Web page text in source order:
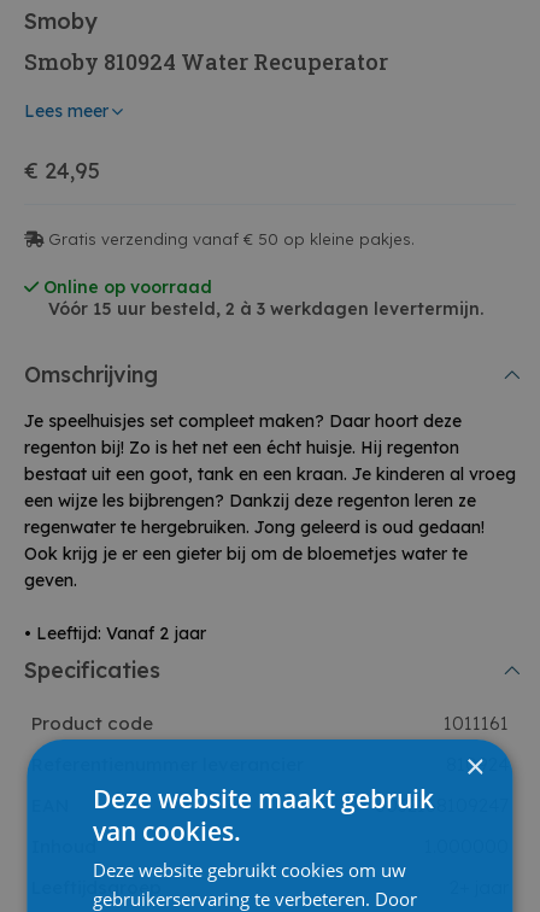
Smoby
Smoby 810924 Water Recuperator
Lees meer
€ 24,95
Gratis verzending vanaf € 50 op kleine pakjes.
Online op voorraad
Vóór 15 uur besteld, 2 à 3 werkdagen levertermijn.
Omschrijving
Je speelhuisjes set compleet maken? Daar hoort deze
regenton bij! Zo is het net een écht huisje. Hij regenton
bestaat uit een goot, tank en een kraan. Je kinderen al vroeg
een wijze les bijbrengen? Dankzij deze regenton leren ze
regenwater te hergebruiken. Jong geleerd is oud gedaan!
Ook krijg je er een gieter bij om de bloemetjes water te
geven.
• Leeftijd: Vanaf 2 jaar
Specificaties
Product code
1011161
Referentienummer leverancier
810924
3032168109247
Leeftijdsgroep
×
Deze website maakt gebruik
van cookies.
Deze website gebruikt cookies om uw
gebruikerservaring te verbeteren. Door